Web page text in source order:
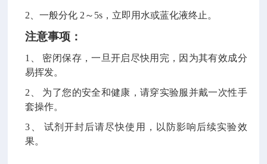
2、一般分化 2～5s，立即用水或蓝化液终止。
注意事项：
1、 密闭保存，一旦开启尽快用完，因为其有效成分
易挥发。
2、 为了您的安全和健康，请穿实验服并戴一次性手
套操作。
3、 试剂开封后请尽快使用，以防影响后续实验效
果。